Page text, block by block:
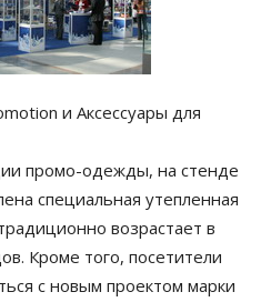
и Аксессуары для
промо-одежды, на стенде
специальная утепленная
возрастает в
Кроме того, посетители
с новым проектом марки